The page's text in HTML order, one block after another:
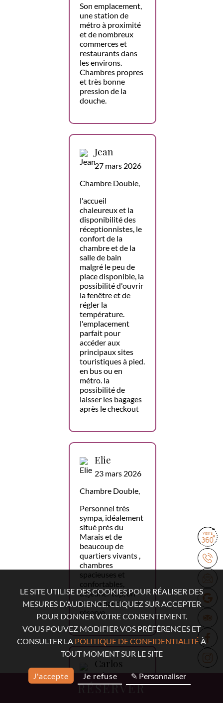
RÉSERVER
Son emplacement,
une station de
métro à proximité
et de nombreux
commerces et
restaurants dans
les environs.
Chambres propres
et très bonne
pression de la
douche.
Jean
27 mars 2026
Chambre Double,
l'accueil
chaleureux et la
disponibilité des
réceptionnistes, le
confort de la
chambre et de la
salle de bain
malgré le peu de
place disponible, la
possibilité d'ouvrir
la fenêtre et de
régler la
température.
l'emplacement
parfait pour
accéder aux
principaux sites
touristiques à pied.
en bus ou en
métro. la
possibilité de
laisser les bagages
après le checkout
Elie
23 mars 2026
Chambre Double,
Personnel très
sympa, idéalement
situé près du
Marais et de
beaucoup de
quartiers vivants ,
chambres
spacieuses et
confortables,
déjeuner top, on
recommande sans
réserve.
Carlos
López
18 mars 2026
LE SITE UTILISE DES COOKIES POUR RÉALISER DES
MESURES D’AUDIENCE. CLIQUEZ SUR ACCEPTER
POUR DONNER VOTRE CONSENTEMENT.
VOUS POUVEZ MODIFIER VOS PRÉFÉRENCES ET
CONSULTER LA POLITIQUE DE CONFIDENTIALITÉÀ
TOUT MOMENT SUR LE SITE
J'accepte Je refuse ✎ Personnaliser